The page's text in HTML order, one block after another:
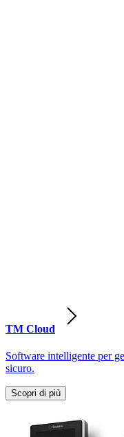
TM Cloud
Software intelligente per
sicuro.
Scopri di più